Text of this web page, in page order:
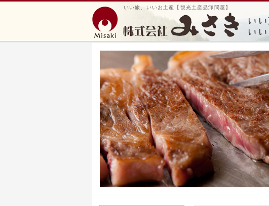
いい旅、いいお土産【観光土産品卸問屋】